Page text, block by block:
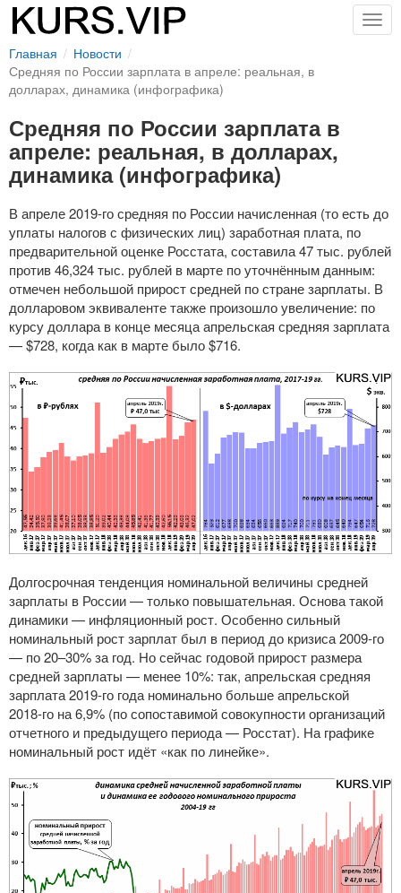
Главная
Новости
Средняя по России зарплата в апреле: реальная, в
долларах, динамика (инфографика)
Средняя по России зарплата в
апреле: реальная, в долларах,
динамика (инфографика)
В апреле2019-госредняя по России начисленная (то есть до
уплаты налогов с физических лиц) заработная плата, по
предварительной оценке Росстата, составила 47 тыс. рублей
против 46,324 тыс. рублей в марте по уточнённым данным:
отмечен небольшой прирост средней по стране зарплаты. В
долларовом эквиваленте также произошло увеличение: по
курсу доллара в конце месяца апрельская средняя зарплата
— $728, когда как в марте было $716.
Долгосрочная тенденция номинальной величины средней
зарплаты в России — только повышательная. Основа такой
динамики — инфляционный рост. Особенно сильный
номинальный рост зарплат был в период до кризиса2009-го
— по 20–30% за год. Но сейчас годовой прирост размера
средней зарплаты — менее 10%: так, апрельская средняя
зарплата2019-го года номинально больше апрельской
2018-го на 6,9% (по сопоставимой совокупности организаций
отчетного и предыдущего периода — Росстат). На графике
номинальный рост идёт «как по линейке».